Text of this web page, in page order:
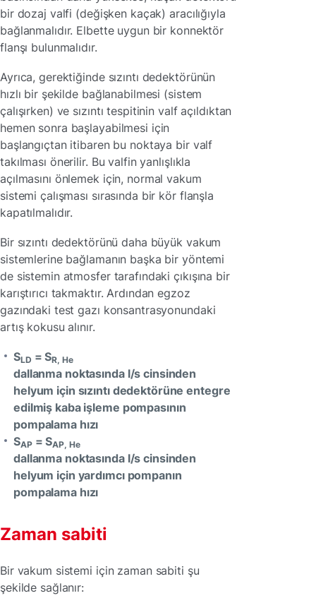
bir dozaj valfi (değişken kaçak) aracılığıyla
bağlanmalıdır. Elbette uygun bir konnektör
flanşı bulunmalıdır.
Ayrıca, gerektiğinde sızıntı dedektörünün
hızlı bir şekilde bağlanabilmesi (sistem
çalışırken) ve sızıntı tespitinin valf açıldıktan
hemen sonra başlayabilmesi için
başlangıçtan itibaren bu noktaya bir valf
takılması önerilir. Bu valfin yanlışlıkla
açılmasını önlemek için, normal vakum
sistemi çalışması sırasında bir kör flanşla
kapatılmalıdır.
Bir sızıntı dedektörünü daha büyük vakum
sistemlerine bağlamanın başka bir yöntemi
de sistemin atmosfer tarafındaki çıkışına bir
karıştırıcı takmaktır. Ardından egzoz
gazındaki test gazı konsantrasyonundaki
artış kokusu alınır.
SLD = SR, He
dallanma noktasında l/s cinsinden
helyum için sızıntı dedektörüne entegre
edilmiş kaba işleme pompasının
pompalama hızı
SAP= SAP, He
dallanma noktasında l/s cinsinden
helyum için yardımcı pompanın
pompalama hızı
Zaman sabiti
Bir vakum sistemi için zaman sabiti şu
şekilde sağlanır: